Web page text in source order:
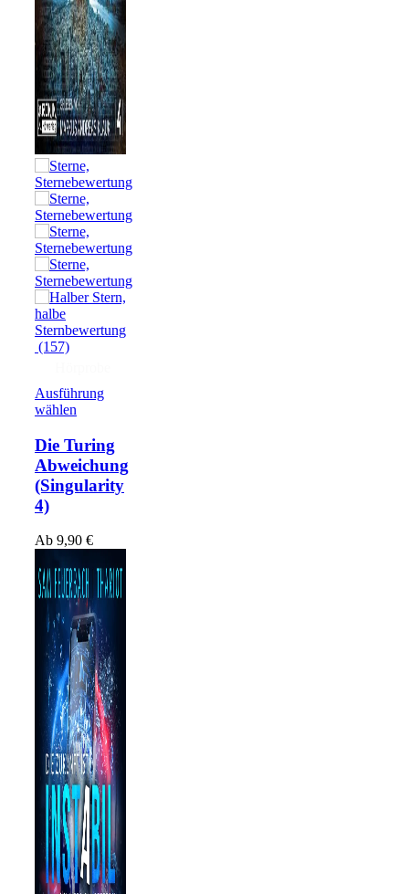
(157)
Ausführung
wählen
Die Turing
Abweichung
(Singularity
4)
Ab 9,90 €